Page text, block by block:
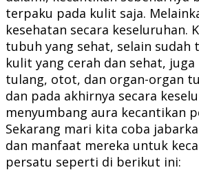
terpaku pada kulit saja.
kesehatan secara keseluruhan.
tubuh yang sehat, selain sudah
kulit yang cerah dan sehat,
tulang, otot, dan organ-organ
dan pada akhirnya secara
menyumbang aura kecantikan
Sekarang mari kita coba
dan manfaat mereka untuk
persatu seperti di berikut ini: